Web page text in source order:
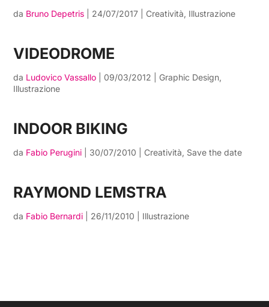
da Bruno Depetris 24/07/2017 Creatività, Illustrazione
VIDEODROME
da Ludovico Vassallo 09/03/2012 Graphic Design,
Illustrazione
INDOOR BIKING
da Fabio Perugini 30/07/2010 Creatività, Save the date
RAYMOND LEMSTRA
da Fabio Bernardi 26/11/2010 Illustrazione